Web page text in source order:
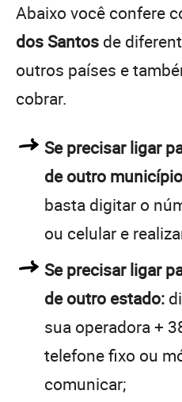
Abaixo você confere
dos Santos de
outros países e
cobrar.
Se precisar ligar
de outro
basta digitar o
ou celular e
Se precisar ligar
de outro estado:
sua operadora +
telefone fixo ou
comunicar;